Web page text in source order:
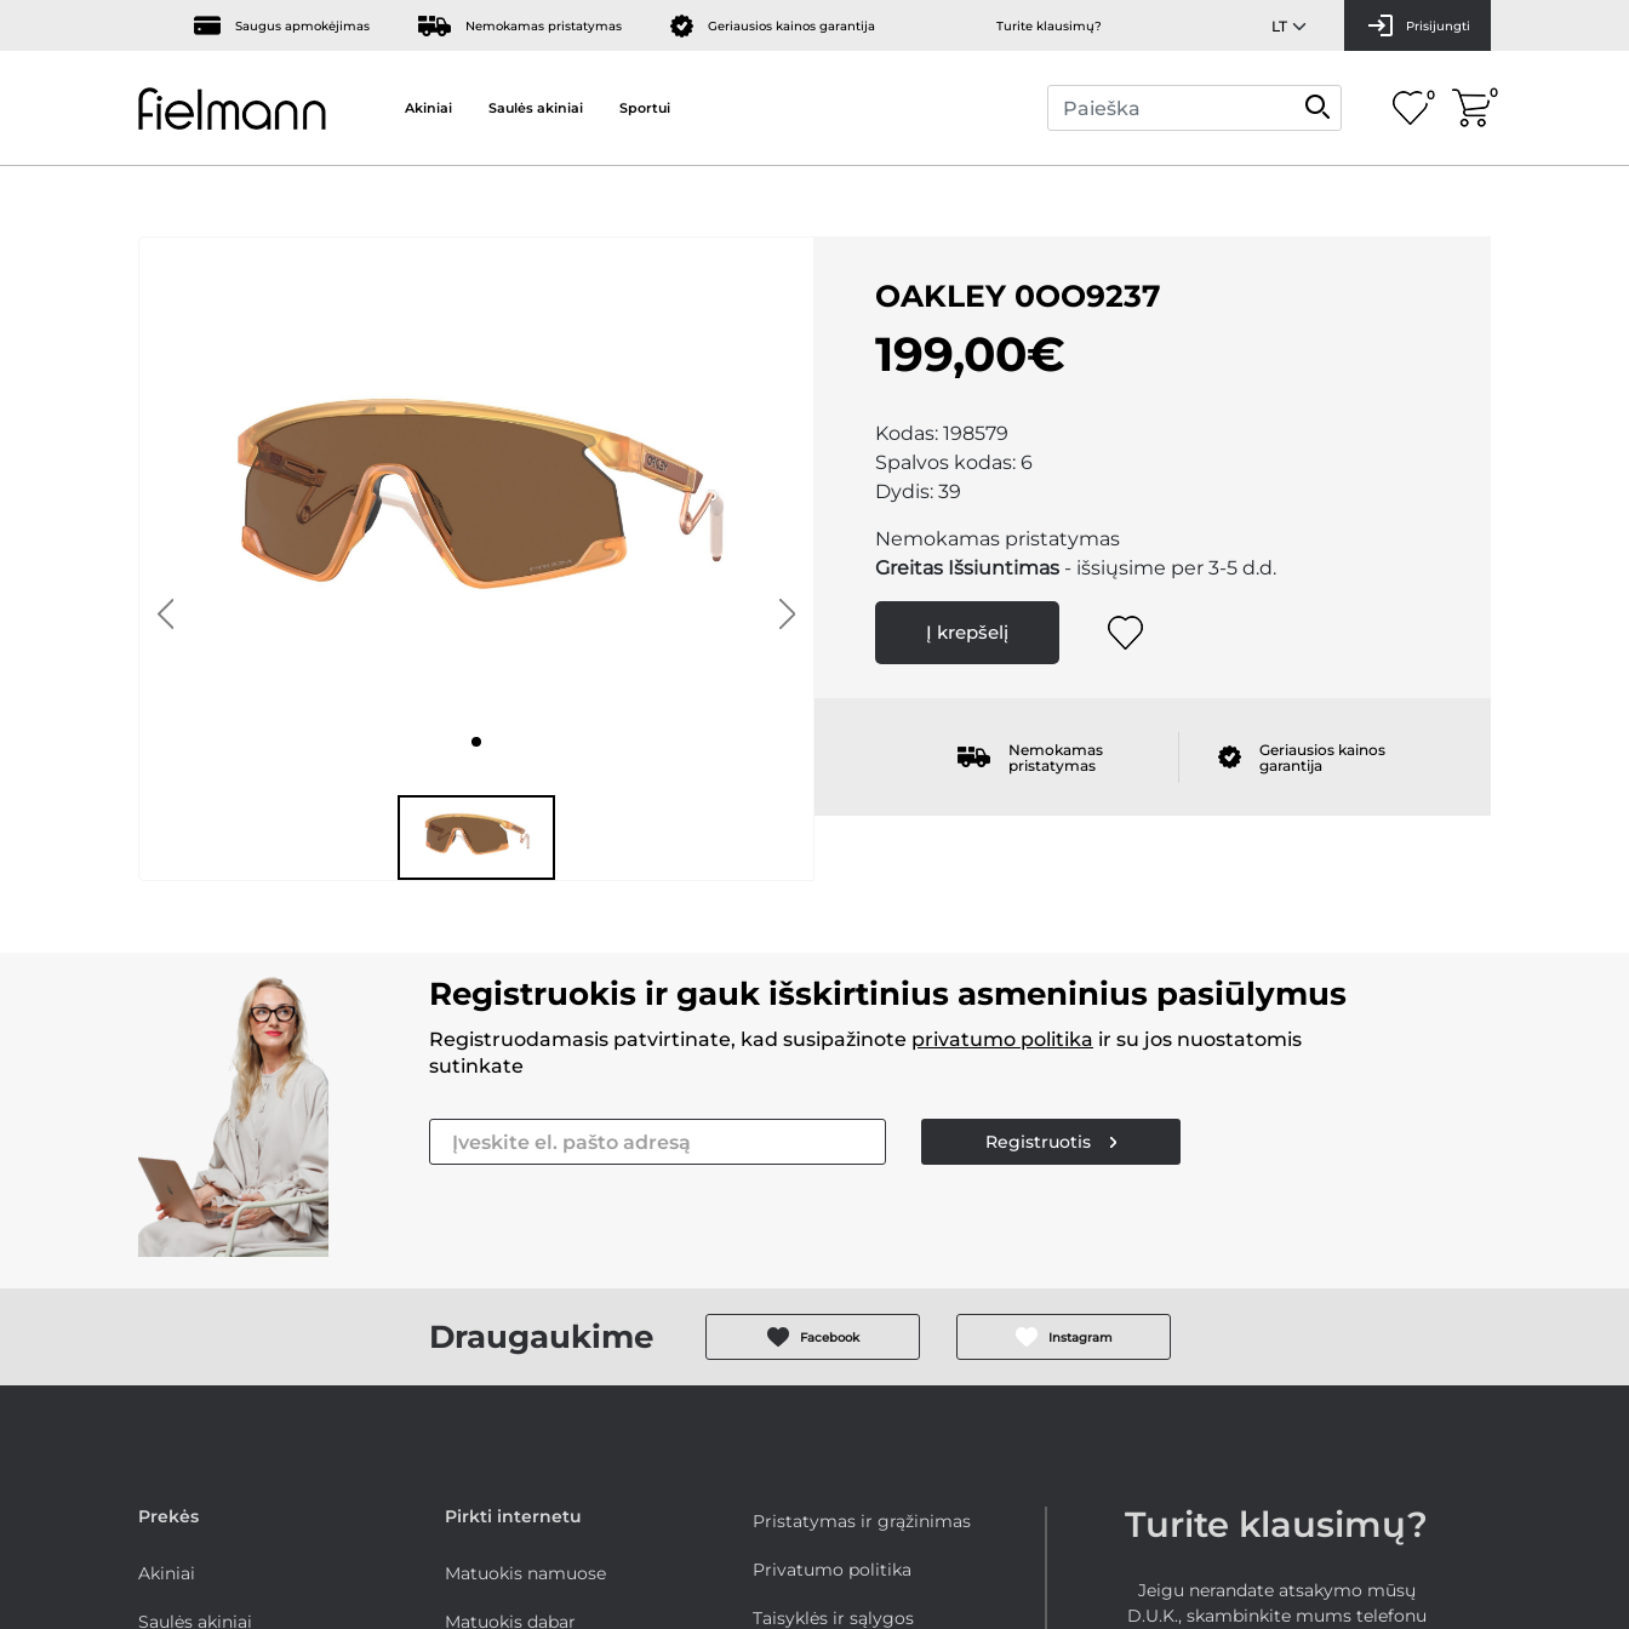
Saugus apmokėjimas Nemokamas pristatymas Geriausios kainos garantija Turite klausimų? Prisijungti
Akiniai Saulės akiniai Sportui
0 0
OAKLEY 0OO9237
199,00€
Kodas: 198579
Spalvos kodas: 6
Dydis: 39
Nemokamas pristatymas
Greitas Išsiuntimas - išsiųsime per 3-5 d.d.
Į krepšelį
Nemokamas
pristatymas
Geriausios kainos
garantija
Registruokis ir gauk išskirtinius asmeninius pasiūlymus
Registruodamasis patvirtinate, kad susipažinote privatumo politika ir su jos nuostatomis
sutinkate
Registruotis
Draugaukime Facebook Instagram
Prekės
Akiniai
Saulės akiniai
Pirkti internetu
Matuokis namuose
Matuokis dabar
Pristatymas ir grąžinimas
Privatumo politika
Taisyklės ir sąlygos
Turite klausimų?
Jeigu nerandate atsakymo mūsų
D.U.K., skambinkite mums telefonu